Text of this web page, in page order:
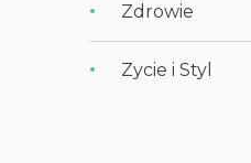
Zdrowie
Zycie i Styl